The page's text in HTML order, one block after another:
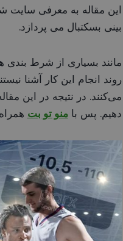
این مقاله به معرفی سایت
بینی بسکتبال می پردازد.
مانند بسیاری از شرط بندی
روند انجام این کار آشنا
می‌کنند. در نتیجه در این
دهیم. پس بامنو تو بت